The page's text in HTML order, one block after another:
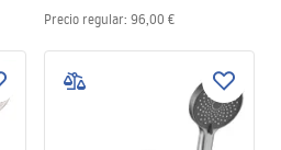
Precio regular: 96,00 €